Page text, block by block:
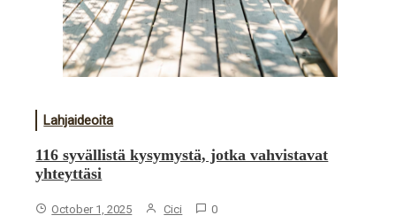
Lahjaideoita
116 syvällistä kysymystä, jotka vahvistavat
yhteyttäsi
October 1, 2025 Cici 0